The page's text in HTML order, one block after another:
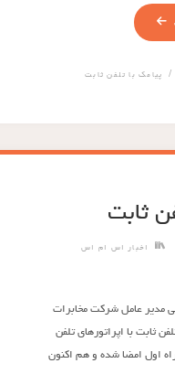
پیامک با تلفن ثابت
ثابت
اخبار اس ام اس
عامل شرکت مخابرات
با اپراتورهای تلفن
اول امضا شده و هم اکنون